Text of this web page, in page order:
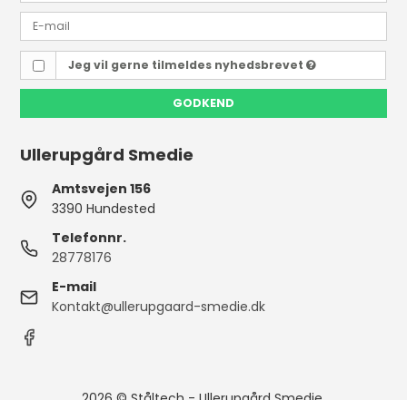
Jeg vil gerne tilmeldes nyhedsbrevet
GODKEND
Ullerupgård Smedie
Amtsvejen 156
3390 Hundested
Telefonnr.
28778176
E-mail
Kontakt@ullerupgaard-smedie.dk